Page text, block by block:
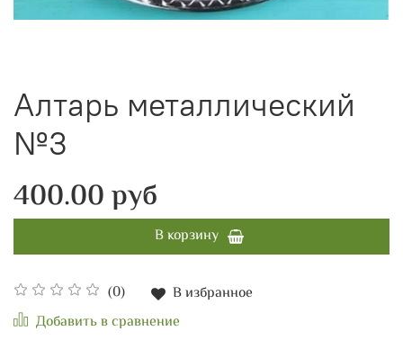
Алтарь металлический
№3
(0)
В избранное
Добавить в сравнение
400.00 руб
В корзину